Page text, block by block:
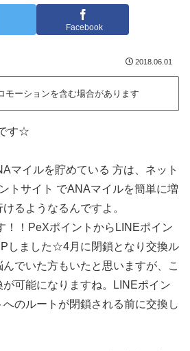
Facebook
2018.06.01
モーションを含む場合があります
す☆
マイルを貯めている 方は、ネット
トサイト でANAマイルを簡単に増
るようなるんですよ。
！！PeXポイントからLINEポイン
しました☆4月に閉鎖となり交換ル
でいた方もいたと思いますが、こ
可能になりますね。LINEポイン
へのルートが閉鎖される前に交換し